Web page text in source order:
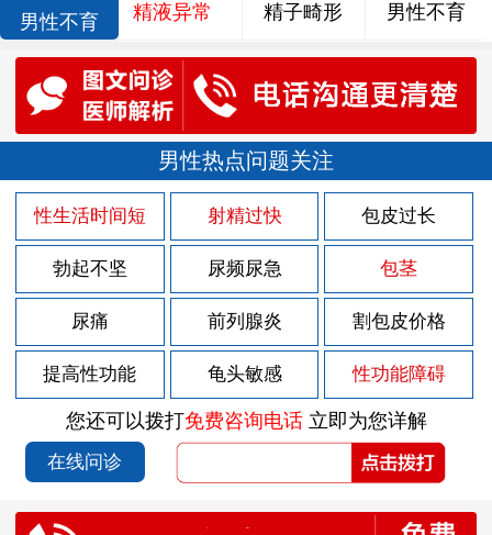
男性不育 精液异常 精子畸形 男性不育
男性热点问题关注
性生活时间短 射精过快 包皮过长
勃起不坚 尿频尿急 包茎
尿痛 前列腺炎 割包皮价格
提高性功能 龟头敏感 性功能障碍
您还可以拨打免费咨询电话立即为您详解
在线问诊